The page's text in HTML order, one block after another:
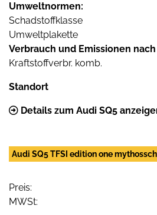
Umweltnormen:
Schadstoffklasse
Umweltplakette
Verbrauch und Emissionen nach
Kraftstoffverbr. komb.
Standort
Details zum Audi SQ5
Audi SQ5 TFSI edition one
Preis:
MWSt: